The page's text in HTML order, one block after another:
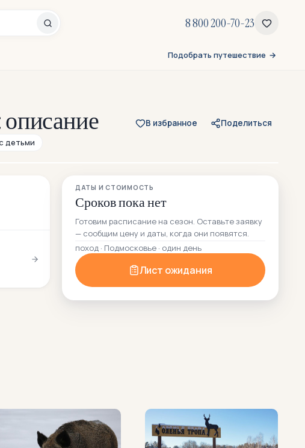
8 800 200-70-23
Подобрать путешествие
В избранное
Поделиться
детьми
ДАТЫ И СТОИМОСТЬ
Сроков пока нет
Готовим расписание на сезон. Оставьте заявку
— сообщим цену и даты, когда они появятся.
поход · Подмосковье · один день
Лист ожидания